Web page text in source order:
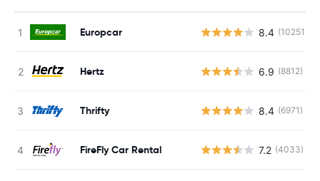
Europcar 8.4 (10251)
Hertz 6.9 (8812)
Thrifty 8.4 (6971)
FireFly Car Rental 7.2 (4033)